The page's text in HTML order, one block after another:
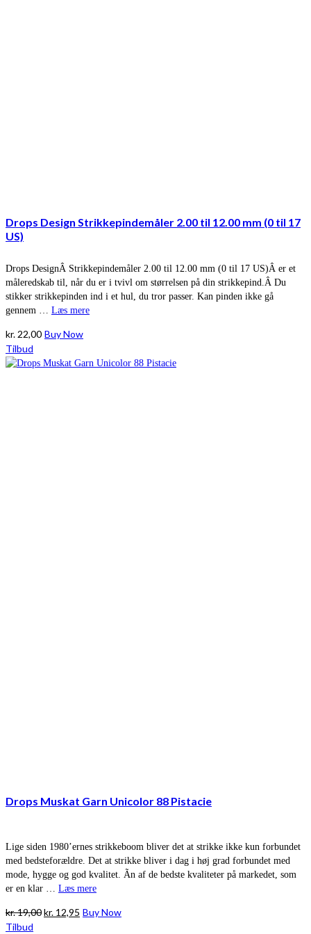
Drops Design Strikkepindemåler 2.00 til 12.00 mm (0 til 17
US)
Drops DesignÂ Strikkepindemåler 2.00 til 12.00 mm (0 til 17 US)Â er et
måleredskab til, når du er i tvivl om størrelsen på din strikkepind.Â Du
stikker strikkepinden ind i et hul, du tror passer. Kan pinden ikke gå
gennem … Læs mere
kr. 22,00 Buy Now
Tilbud
Drops Muskat Garn Unicolor 88 Pistacie
Lige siden 1980’ernes strikkeboom bliver det at strikke ikke kun forbundet
med bedsteforældre. Det at strikke bliver i dag i høj grad forbundet med
mode, hygge og god kvalitet. Ãn af de bedste kvaliteter på markedet, som
er en klar … Læs mere
kr.19,00Den
kr. 12,95 Den
Buy Now
Tilbud